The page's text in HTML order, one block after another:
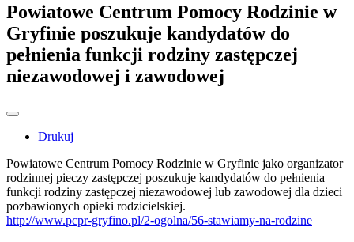
Powiatowe Centrum Pomocy Rodzinie w
Gryfinie poszukuje kandydatów do
pełnienia funkcji rodziny zastępczej
niezawodowej i zawodowej
Drukuj
Powiatowe Centrum Pomocy Rodzinie w Gryfinie jako organizator
rodzinnej pieczy zastępczej poszukuje kandydatów do pełnienia
funkcji rodziny zastępczej niezawodowej lub zawodowej dla dzieci
pozbawionych opieki rodzicielskiej.
http://www.pcpr-gryfino.pl/2-ogolna/56-stawiamy-na-rodzine